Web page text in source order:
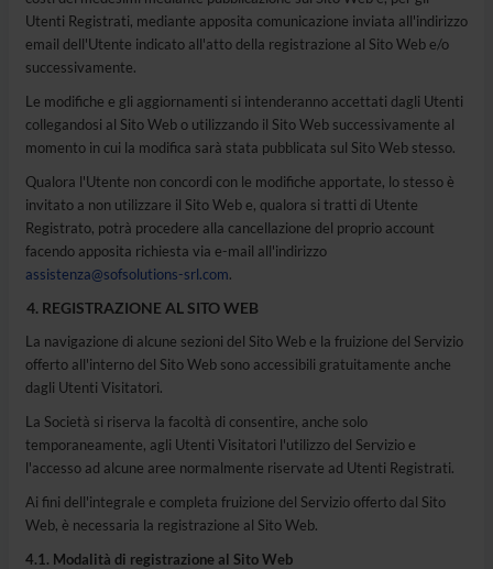
Utenti Registrati, mediante apposita comunicazione inviata all'indirizzo
email dell'Utente indicato all'atto della registrazione al Sito Web e/o
successivamente.
Le modifiche e gli aggiornamenti si intenderanno accettati dagli Utenti
collegandosi al Sito Web o utilizzando il Sito Web successivamente al
momento in cui la modifica sarà stata pubblicata sul Sito Web stesso.
Qualora l'Utente non concordi con le modifiche apportate, lo stesso è
invitato a non utilizzare il Sito Web e, qualora si tratti di Utente
Registrato, potrà procedere alla cancellazione del proprio account
facendo apposita richiesta via e-mail all'indirizzo
assistenza@sofsolutions-srl.com.
REGISTRAZIONE AL SITO WEB
La navigazione di alcune sezioni del Sito Web e la fruizione del Servizio
offerto all'interno del Sito Web sono accessibili gratuitamente anche
dagli Utenti Visitatori.
La Società si riserva la facoltà di consentire, anche solo
temporaneamente, agli Utenti Visitatori l'utilizzo del Servizio e
l'accesso ad alcune aree normalmente riservate ad Utenti Registrati.
Ai fini dell'integrale e completa fruizione del Servizio offerto dal Sito
Web, è necessaria la registrazione al Sito Web.
4.1. Modalità di registrazione al Sito Web